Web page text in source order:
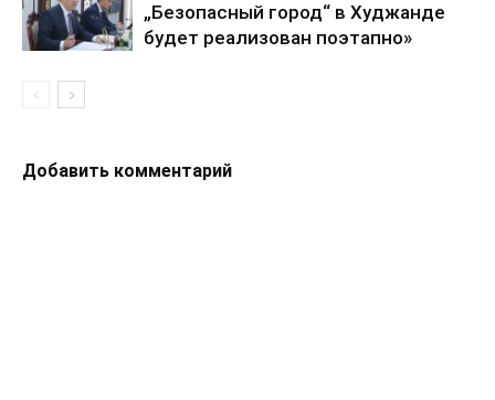
„Безопасный город“ в Худжанде
будет реализован поэтапно»
Добавить комментарий